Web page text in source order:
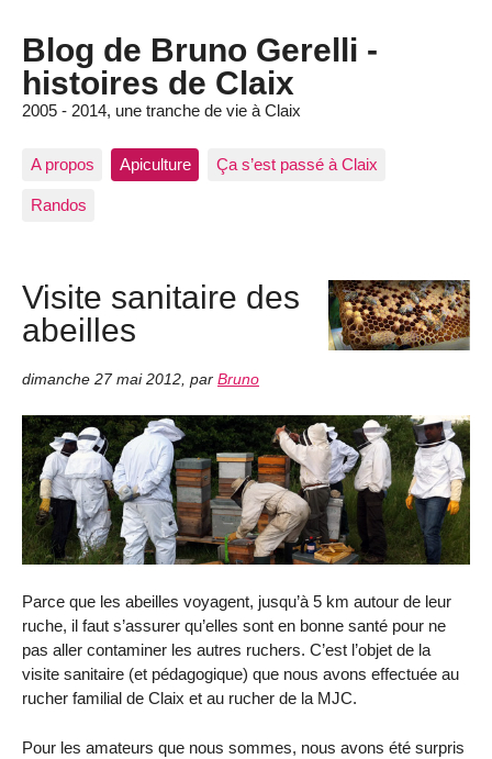
Blog de Bruno Gerelli -
histoires de Claix
2005 - 2014, une tranche de vie à Claix
A propos Apiculture Ça s’est passé à Claix
Randos
Visite sanitaire des
abeilles
dimanche 27 mai 2012 par Bruno
Parce que les abeilles voyagent, jusqu’à 5 km autour de leur
ruche, il faut s’assurer qu’elles sont en bonne santé pour ne
pas aller contaminer les autres ruchers. C’est l’objet de la
visite sanitaire (et pédagogique) que nous avons effectuée au
rucher familial de Claix et au rucher de la MJC.
Pour les amateurs que nous sommes, nous avons été surpris